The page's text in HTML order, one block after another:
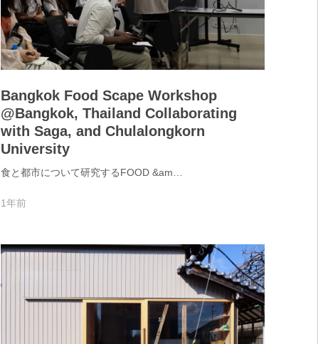
Bangkok Food Scape Workshop
@Bangkok, Thailand Collaborating
with Saga, and Chulalongkorn
University
食と都市について研究するFOOD &am…
1年前